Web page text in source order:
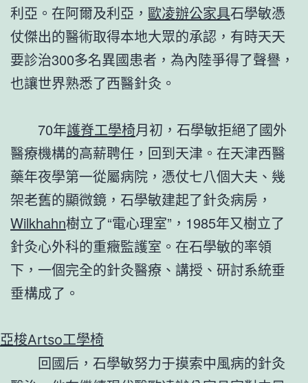
利亞。在阿爾及利亞， 歐凌辦公家具石學敏憑
仗傑出的醫術取得本地大眾的承認，有時天天
要診治300多名異國患者，為內陸爭得了聲譽，
也讓世界熟悉了西醫針灸。
70年護脊工學椅月初，石學敏拒絕了國外
醫療機構的高薪聘任，回到天津。在天津西醫
藥年夜學第一從屬病院，憑仗七八個大夫、幾
架老舊的顯微鏡，石學敏建起了針灸病房，
Wilkhahn樹立了“電心理室”，1985年又樹立了
針灸心外科的重癥監護室。在石學敏的率領
下，一個完全的針灸醫療、講授、研討系統垂
垂構成了。
亞梭Artso工學椅
回國后，石學敏努力于摸索中風病的針灸